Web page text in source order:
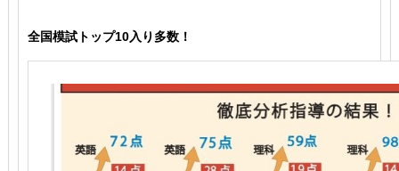
全国模試トップ10入り多数！